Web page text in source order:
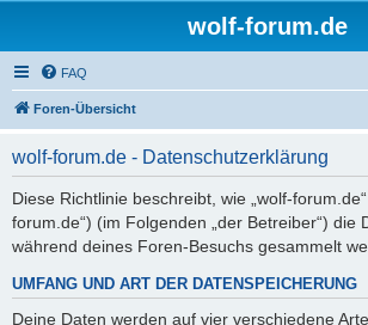
wolf-forum.de
FAQ
Foren-Übersicht
wolf-forum.de - Datenschutzerklärung
Diese Richtlinie beschreibt, wie „wolf-
forum.de“) (im Folgenden „der Betreiber“) die
während deines Foren-Besuchs gesammelt
UMFANG UND ART DER DATENSPEICHERUNG
Deine Daten werden auf vier verschiedene